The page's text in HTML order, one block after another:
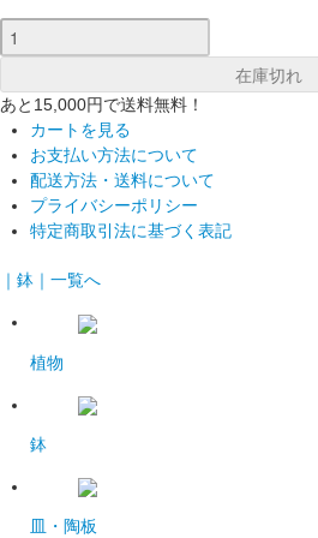
あと15,000円で送料無料！
カートを見る
お支払い方法について
配送方法・送料について
プライバシーポリシー
特定商取引法に基づく表記
｜鉢｜一覧へ
植物
鉢
皿・陶板